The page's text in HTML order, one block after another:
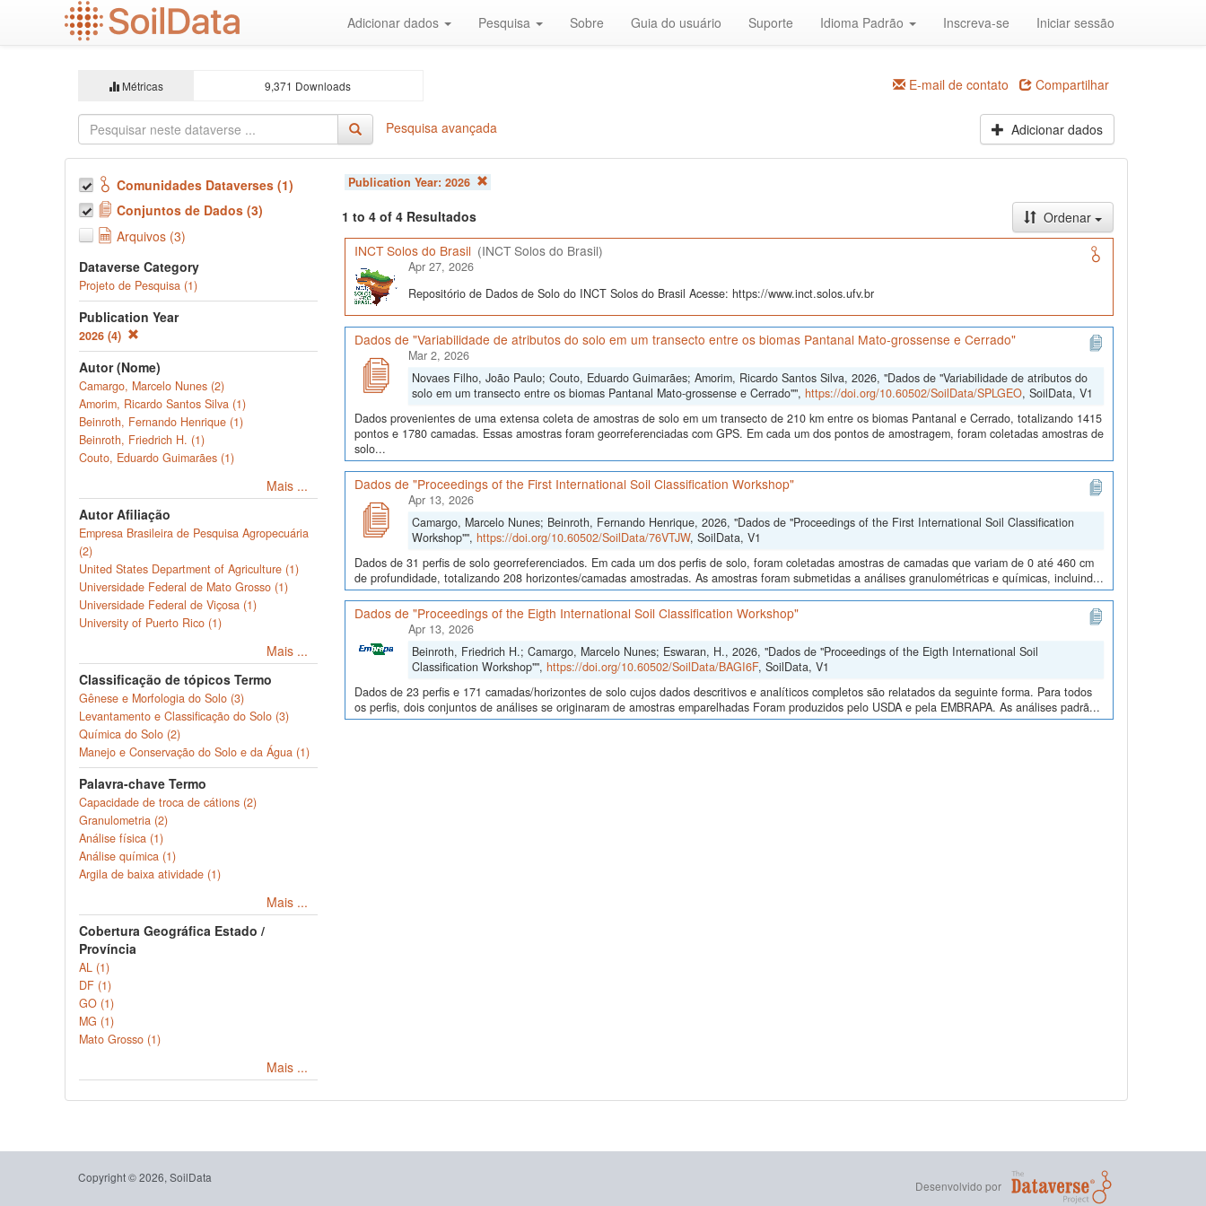
Adicionar dados Pesquisa Sobre Guia do usuário Suporte Idioma Padrão Inscreva-se Iniciar sessão
Métricas 9,371 Downloads E-mail de contato Compartilhar
Pesquisa avançada Adicionar dados
Comunidades Dataverses (1)
Conjuntos de Dados (3)
Arquivos (3)
Dataverse Category
Projeto de Pesquisa (1)
Publication Year
2026 (4)
Autor (Nome)
Camargo, Marcelo Nunes (2)
Amorim, Ricardo Santos Silva (1)
Beinroth, Fernando Henrique (1)
Beinroth, Friedrich H. (1)
Couto, Eduardo Guimarães (1)
Mais ...
Autor Afiliação
Empresa Brasileira de Pesquisa Agropecuária
(2)
United States Department of Agriculture (1)
Universidade Federal de Mato Grosso (1)
Universidade Federal de Viçosa (1)
University of Puerto Rico (1)
Mais ...
Classificação de tópicos Termo
Gênese e Morfologia do Solo (3)
Levantamento e Classificação do Solo (3)
Química do Solo (2)
Manejo e Conservação do Solo e da Água (1)
Palavra-chave Termo
Capacidade de troca de cátions (2)
Granulometria (2)
Análise física (1)
Análise química (1)
Argila de baixa atividade (1)
Mais ...
Cobertura Geográfica Estado /
Província
AL (1)
DF (1)
GO (1)
MG (1)
Mato Grosso (1)
Mais ...
Publication Year: 2026
1 to 4 of 4 Resultados
Ordenar
INCT Solos do Brasil (INCT Solos do Brasil)
Apr 27, 2026
Repositório de Dados de Solo do INCT Solos do Brasil Acesse: https://www.inct.solos.ufv.br
Dados de "Variabilidade de atributos do solo em um transecto entre os biomas Pantanal Mato-grossense e Cerrado"
Mar 2, 2026
Novaes Filho, João Paulo; Couto, Eduardo Guimarães; Amorim, Ricardo Santos Silva, 2026, "Dados de "Variabilidade de atributos do
solo em um transecto entre os biomas Pantanal Mato-grossense e Cerrado"", https://doi.org/10.60502/SoilData/SPLGEO, SoilData, V1
Dados provenientes de uma extensa coleta de amostras de solo em um transecto de 210 km entre os biomas Pantanal e Cerrado, totalizando 1415
pontos e 1780 camadas. Essas amostras foram georreferenciadas com GPS. Em cada um dos pontos de amostragem, foram coletadas amostras de
solo...
Dados de "Proceedings of the First International Soil Classification Workshop"
Apr 13, 2026
Camargo, Marcelo Nunes; Beinroth, Fernando Henrique, 2026, "Dados de "Proceedings of the First International Soil Classification
Workshop"", https://doi.org/10.60502/SoilData/76VTJW, SoilData, V1
Dados de 31 perfis de solo georreferenciados. Em cada um dos perfis de solo, foram coletadas amostras de camadas que variam de 0 até 460 cm
de profundidade, totalizando 208 horizontes/camadas amostradas. As amostras foram submetidas a análises granulométricas e químicas, incluind...
Dados de "Proceedings of the Eigth International Soil Classification Workshop"
Apr 13, 2026
Beinroth, Friedrich H.; Camargo, Marcelo Nunes; Eswaran, H., 2026, "Dados de "Proceedings of the Eigth International Soil
Classification Workshop"", https://doi.org/10.60502/SoilData/BAGI6F, SoilData, V1
Dados de 23 perfis e 171 camadas/horizontes de solo cujos dados descritivos e analíticos completos são relatados da seguinte forma. Para todos
os perfis, dois conjuntos de análises se originaram de amostras emparelhadas Foram produzidos pelo USDA e pela EMBRAPA. As análises padrã...
Copyright © 2026, SoilData
Desenvolvido por